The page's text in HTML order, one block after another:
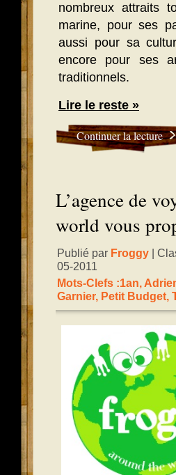
nombreux attraits
marine, pour ses
aussi pour sa
encore pour ses
traditionnels.
Lire le reste »
Continuer la lecture
L’agence de
world vous
Publié par Froggy |
05-2011
Mots-Clefs :1an,
Garnier, Petit Budget,